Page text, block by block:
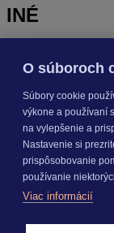
INÉ
O súboroch
Súbory cookie
výkone a používaní
na vylepšenie a
Nastavenie si
prispôsobovanie
používanie
Viac informácií